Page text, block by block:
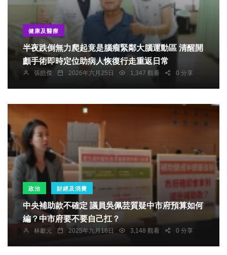
健康及醫療
半夜跌倒無力爬起竟是腦瘤緊鄰大腦運動區 清醒開
顱手術即時定位助病人恢復行走重返日常
張皓傑 2026年六月25日 1,347 觀看 0 分享
政治 財經及消費
中央補助款不確定 議員吳佩芸質疑中市府預算如何
編？中市府要不要自己扛？
林獻元 2025年九月16日 3,148 觀看 0 分享